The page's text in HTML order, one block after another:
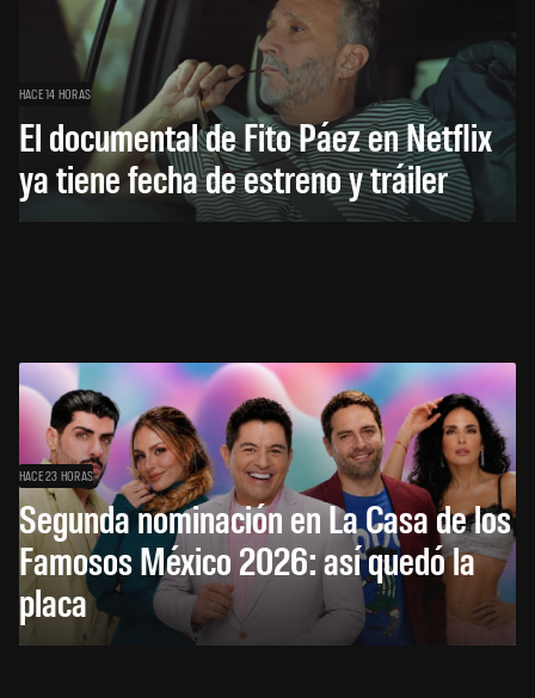
HACE 14 HORAS
El documental de Fito Páez en Netflix
ya tiene fecha de estreno y tráiler
HACE 23 HORAS
Segunda nominación en La Casa de los
Famosos México 2026: así quedó la
placa